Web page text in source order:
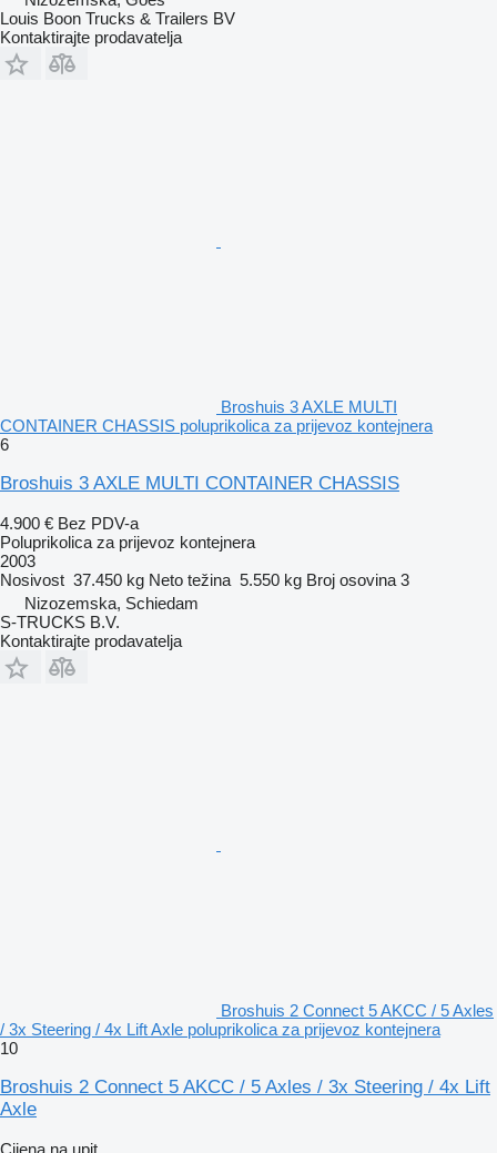
Louis Boon Trucks & Trailers BV
Kontaktirajte prodavatelja
Broshuis 3 AXLE MULTI
CONTAINER CHASSIS poluprikolica za prijevoz kontejnera
6
Broshuis 3 AXLE MULTI CONTAINER CHASSIS
4.900 € Bez PDV-a
Poluprikolica za prijevoz kontejnera
2003
Nosivost 37.450 kg Neto težina 5.550 kg Broj osovina 3
Nizozemska, Schiedam
S-TRUCKS B.V.
Kontaktirajte prodavatelja
Broshuis 2 Connect 5 AKCC / 5 Axles
/ 3x Steering / 4x Lift Axle poluprikolica za prijevoz kontejnera
10
Broshuis 2 Connect 5 AKCC / 5 Axles / 3x Steering / 4x Lift
Axle
Cijena na upit